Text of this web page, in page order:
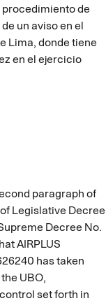
de
un aviso en el
Lima, donde tiene
en el ejercicio
paragraph of
Legislative Decree
Decree No.
AIRPLUS
has taken
UBO,
set forth in